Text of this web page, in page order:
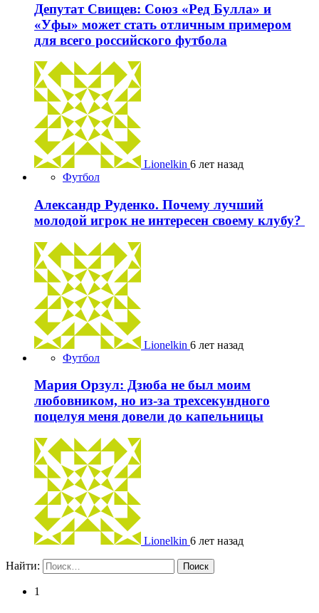
Депутат Свищев: Союз «Ред Булла» и
«Уфы» может стать отличным примером
для всего российского футбола
Lionelkin 6 лет назад
Футбол
Александр Руденко. Почему лучший
молодой игрок не интересен своему клубу?
Lionelkin 6 лет назад
Футбол
Мария Орзул: Дзюба не был моим
любовником, но из-за трехсекундного
поцелуя меня довели до капельницы
Lionelkin 6 лет назад
Найти:
1